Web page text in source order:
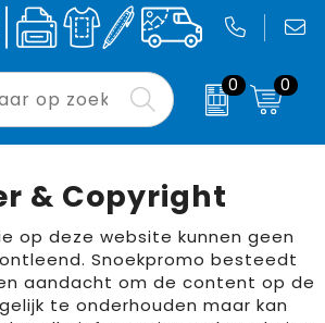
0 0
en bomen
en Mutsen
tassen
& Copyright
op deze website kunnen geen
Snoekpromo besteedt
aandacht om de content op de
te onderhouden maar kan